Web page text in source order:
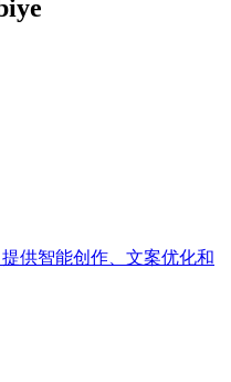
供智能创作、文案优化和